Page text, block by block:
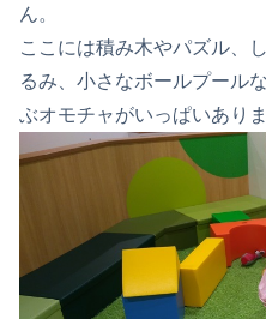
ん。
ここには積み木やパズル、
るみ、小さなボールプール
ぶオモチャがいっぱいありま